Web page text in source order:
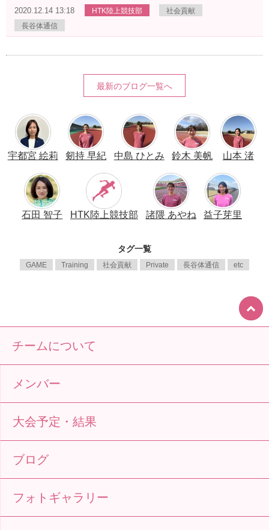
2020.12.14 13:18 HTK陸上競技部
社会貢献
長谷体通信
最新のブログ一覧へ
宇都宮 絵莉 剱持 早紀 中島 ひとみ 鈴木 美帆 山本 渚
石田 智子 HTK陸上競技部 諸隈 あやね 益子芽里
タグ一覧
GAME Training 社会貢献 Private 長谷体通信 etc
チームについて
メンバー
大会予定・結果
ブログ
フォトギャラリー